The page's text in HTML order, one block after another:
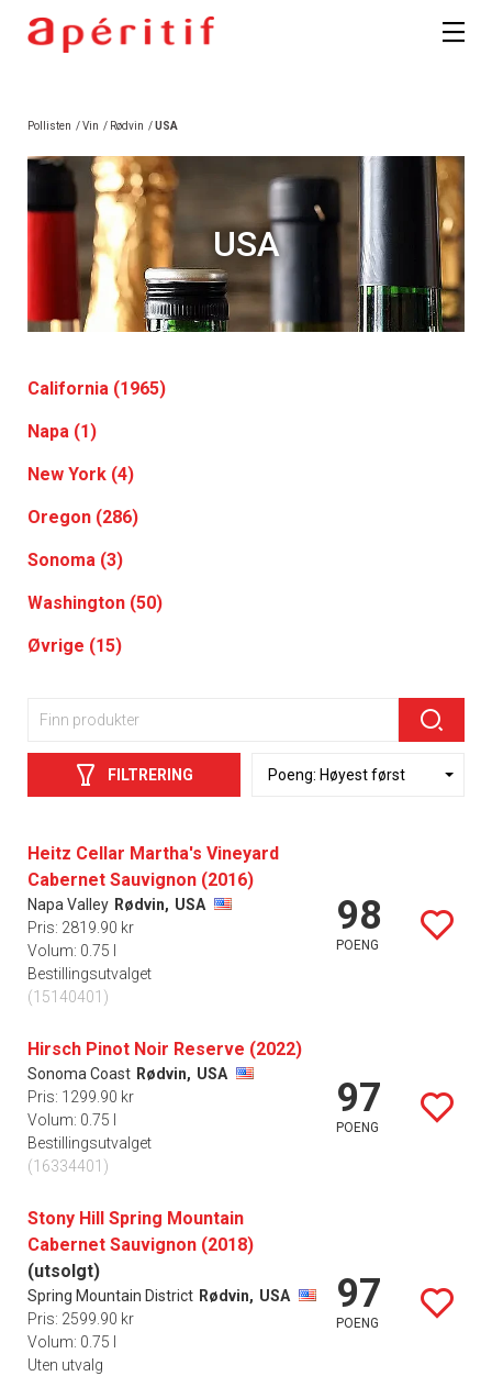
Pollisten /Vin / Rødvin /USA
USA
California (1965)
Napa (1)
New York (4)
Oregon (286)
Sonoma (3)
Washington (50)
Øvrige (15)
FILTRERING
Heitz Cellar Martha's Vineyard
Cabernet Sauvignon (2016)
Napa Valley Rødvin, USA
Pris: 2819.90 kr
Volum: 0.75 l
Bestillingsutvalget
(15140401)
98
POENG
Hirsch Pinot Noir Reserve (2022)
Sonoma Coast Rødvin, USA
Pris: 1299.90 kr
Volum: 0.75 l
Bestillingsutvalget
(16334401)
97
POENG
Stony Hill Spring Mountain
Cabernet Sauvignon (2018)
(utsolgt)
Spring Mountain District Rødvin, USA
Pris: 2599.90 kr
Volum: 0.75 l
Uten utvalg
97
POENG